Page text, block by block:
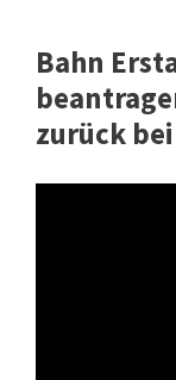
Bahn
zurück